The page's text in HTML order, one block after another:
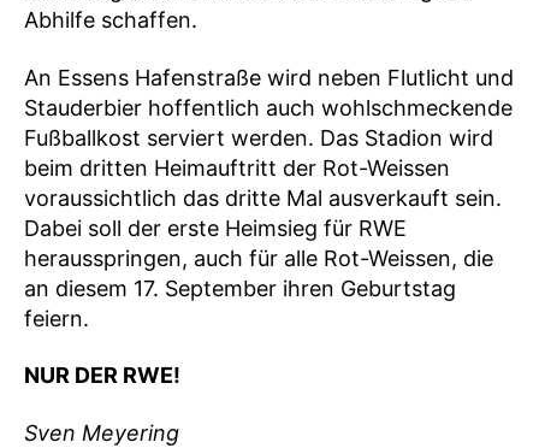
Abhilfe schaffen.
An Essens Hafenstraße wird neben Flutlicht und
Stauderbier hoffentlich auch wohlschmeckende
Fußballkost serviert werden. Das Stadion wird
beim dritten Heimauftritt der Rot-Weissen
voraussichtlich das dritte Mal ausverkauft sein.
Dabei soll der erste Heimsieg für RWE
herausspringen, auch für alle Rot-Weissen, die
an diesem 17. September ihren Geburtstag
feiern.
NUR DER RWE!
Sven Meyering